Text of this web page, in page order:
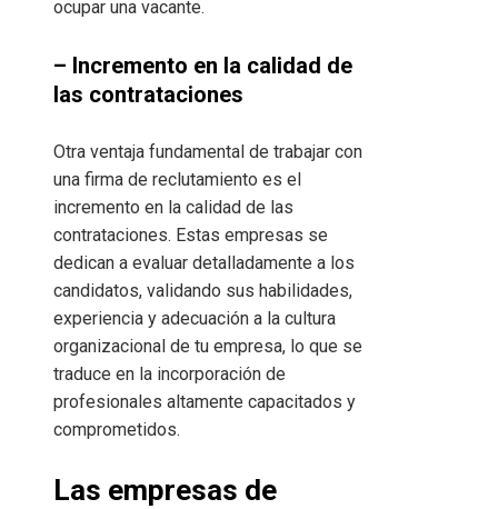
ocupar una vacante.
– Incremento en la calidad de
las contrataciones
Otra ventaja fundamental de trabajar con
una firma de reclutamiento es el
incremento en la calidad de las
contrataciones. Estas empresas se
dedican a evaluar detalladamente a los
candidatos, validando sus habilidades,
experiencia y adecuación a la cultura
organizacional de tu empresa, lo que se
traduce en la incorporación de
profesionales altamente capacitados y
comprometidos.
Las empresas de